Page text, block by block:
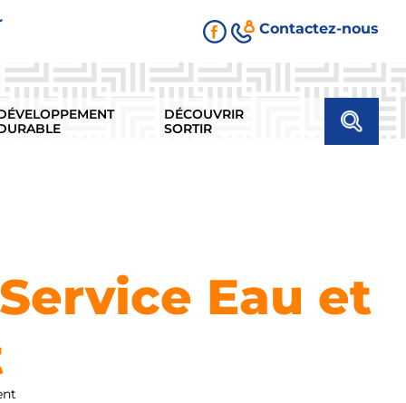
Contactez-nous
DÉCOUVRIR
SORTIR
Eau et